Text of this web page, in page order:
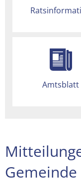
Amtsblatt
Gemeinde